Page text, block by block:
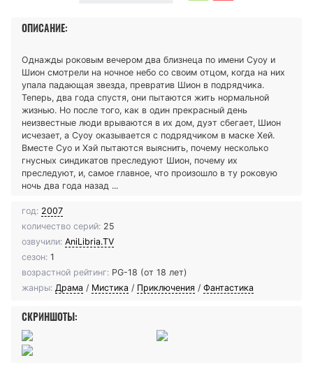
ОПИСАНИЕ:
Однажды роковым вечером два близнеца по имени Суоу и
Шион смотрели на ночное небо со своим отцом, когда на них
упала падающая звезда, превратив Шион в подрядчика.
Теперь, два года спустя, они пытаются жить нормальной
жизнью. Но после того, как в один прекрасный день
неизвестные люди врываются в их дом, дуэт сбегает, Шион
исчезает, а Суоу оказывается с подрядчиком в маске Хей.
Вместе Суо и Хэй пытаются выяснить, почему несколько
гнусных синдикатов преследуют Шион, почему их
преследуют, и, самое главное, что произошло в ту роковую
ночь два года назад ...
год: 2007
количество серий: 25
озвучили: AniLibria.TV
сезон: 1
возрастной рейтинг: PG-18 (от 18 лет)
жанры: Драма / Мистика / Приключения / Фантастика
СКРИНШОТЫ: